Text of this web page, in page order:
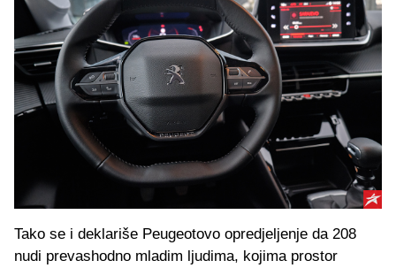
Tako se i deklariše Peugeotovo opredjeljenje da 208
nudi prevashodno mladim ljudima, kojima prostor